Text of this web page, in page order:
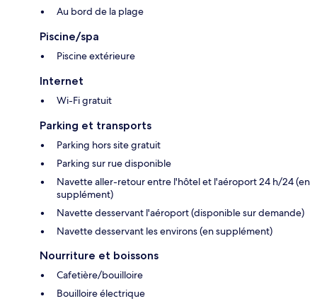
Au bord de la plage
Piscine/spa
Piscine extérieure
Internet
Wi-Fi gratuit
Parking et transports
Parking hors site gratuit
Parking sur rue disponible
Navette aller-retour entre l'hôtel et l'aéroport 24 h/24 (en
supplément)
Navette desservant l'aéroport (disponible sur demande)
Navette desservant les environs (en supplément)
Nourriture et boissons
Cafetière/bouilloire
Bouilloire électrique